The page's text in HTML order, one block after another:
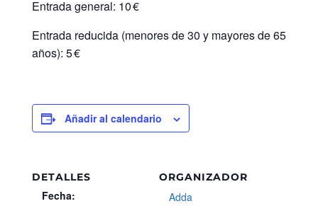
Entrada general: 10 €
Entrada reducida (menores de 30 y mayores de 65
años): 5 €
Añadir al calendario
DETALLES
Fecha:
ORGANIZADOR
Adda